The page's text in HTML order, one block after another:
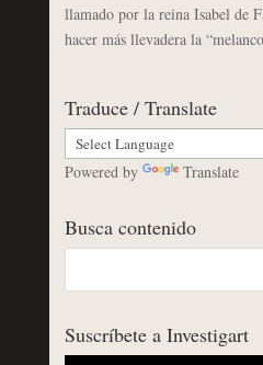
llamado por la reina Isabel de
hacer más llevadera la
Traduce / Translate
Powered by Translate
Busca contenido
Suscríbete a Investigart